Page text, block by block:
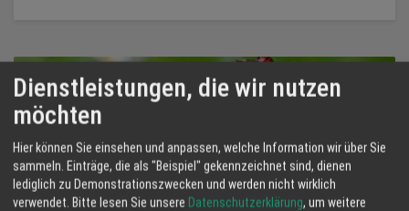
Dienstleistungen, die wir nutzen
möchten
Hier können Sie einsehen und anpassen, welche Information wir über Sie
sammeln. Einträge, die als "Beispiel" gekennzeichnet sind, dienen
lediglich zu Demonstrationszwecken und werden nicht wirklich
verwendet. Bitte lesen Sie unsere Datenschutzerklärung, um weitere